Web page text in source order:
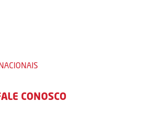
CONOSCO